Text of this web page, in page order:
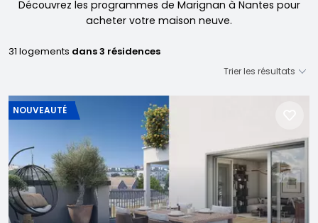
Découvrez les programmes de Marignan à Nantes pour
acheter votre maison neuve.
31 logements dans 3 résidences
NOUVEAUTÉ